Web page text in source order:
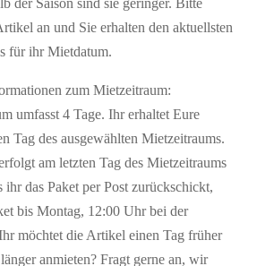
der Saison sind sie geringer. Bitte
an und Sie erhalten den aktuellsten
für ihr Mietdatum.
zum Mietzeitraum:
umfasst 4 Tage. Ihr erhaltet Eure
Tag des ausgewählten Mietzeitraums.
am letzten Tag des Mietzeitraums
das Paket per Post zurückschickt,
bis Montag, 12:00 Uhr bei der
möchtet die Artikel einen Tag früher
anmieten? Fragt gerne an, wir